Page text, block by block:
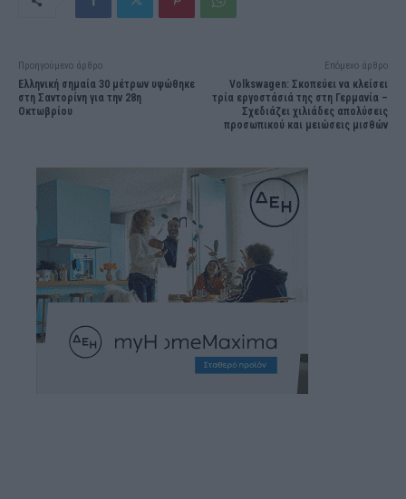
Προηγούμενο άρθρο
Ελληνική σημαία 30 μέτρων υψώθηκε
στη Σαντορίνη για την 28η
Οκτωβρίου
Επόμενο άρθρο
Volkswagen: Σκοπεύει να κλείσει
τρία εργοστάσιά της στη Γερμανία –
Σχεδιάζει χιλιάδες απολύσεις
προσωπικού και μειώσεις μισθών